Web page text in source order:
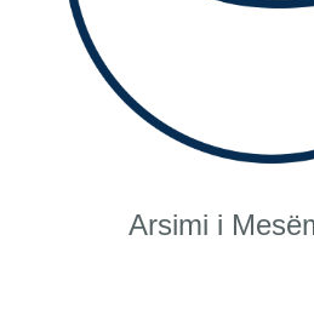
Arsimi i